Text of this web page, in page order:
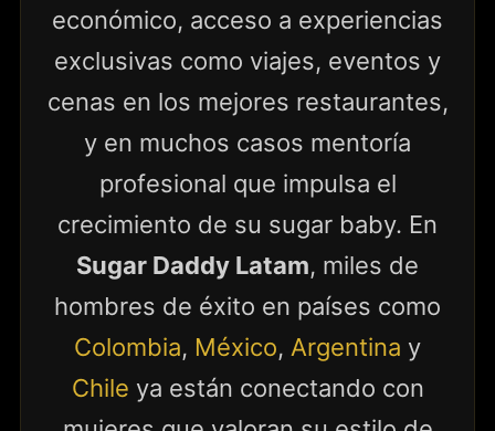
económico, acceso a experiencias
exclusivas como viajes, eventos y
cenas en los mejores restaurantes,
y en muchos casos mentoría
profesional que impulsa el
crecimiento de su sugar baby. En
Sugar Daddy Latam, miles de
hombres de éxito en países como
Colombia, México, Argentina y
Chile ya están conectando con